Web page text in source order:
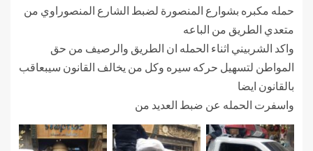
حمله مكبره بشوارع المنصورة لضبط الشارع المنصوراوي من
متعدي الطريق من الباعه
واكد الشربيني اثناء الحمله ان الطريق والرصيف من حق
المواطن لتسهيل حركه سيره وكل من يخالف القانون سيبعاقب
بالقانون ايضا
واسفرت الحمله عن ضبط العديد من